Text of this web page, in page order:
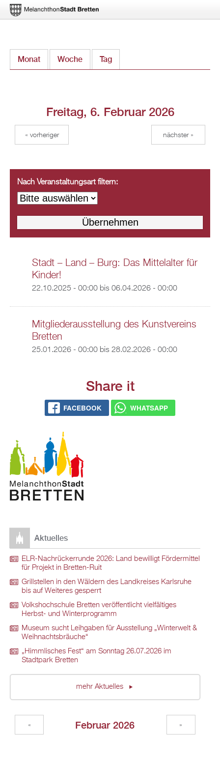
zum
Monat Woche Tag
Freitag, 6. Februar 2026
« vorheriger nächster »
Nach Veranstaltungsart filtern:
Stadt – Land – Burg: Das Mittelalter für
Kinder!
22.10.2025 - 00:00bis 06.04.2026 - 00:00
Mitgliederausstellung des Kunstvereins
Bretten
25.01.2026 - 00:00bis 28.02.2026 - 00:00
Share it
FACEBOOK WHATSAPP
Aktuelles
ELR-Nachrückerrunde 2026: Land bewilligt Fördermittel
für Projekt in Bretten-Ruit
Grillstellen in den Wäldern des Landkreises Karlsruhe
bis auf Weiteres gesperrt
Volkshochschule Bretten veröffentlicht vielfältiges
Herbst- und Winterprogramm
Museum sucht Leihgaben für Ausstellung „Winterwelt &
Weihnachtsbräuche“
„Himmlisches Fest“ am Sonntag 26.07.2026 im
Stadtpark Bretten
mehr Aktuelles
Februar 2026
« »